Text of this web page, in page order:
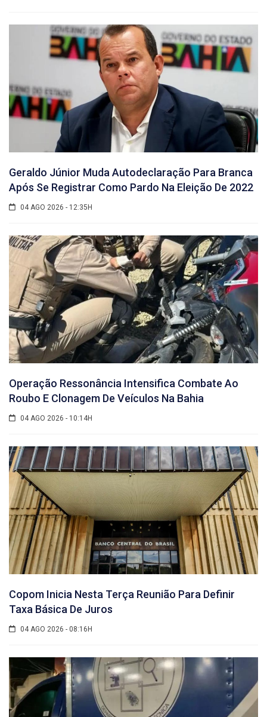
Geraldo Júnior Muda Autodeclaração Para Branca
Após Se Registrar Como Pardo Na Eleição De 2022
04 AGO 2026 - 12:35H
Operação Ressonância Intensifica Combate Ao
Roubo E Clonagem De Veículos Na Bahia
04 AGO 2026 - 10:14H
Copom Inicia Nesta Terça Reunião Para Definir
Taxa Básica De Juros
04 AGO 2026 - 08:16H